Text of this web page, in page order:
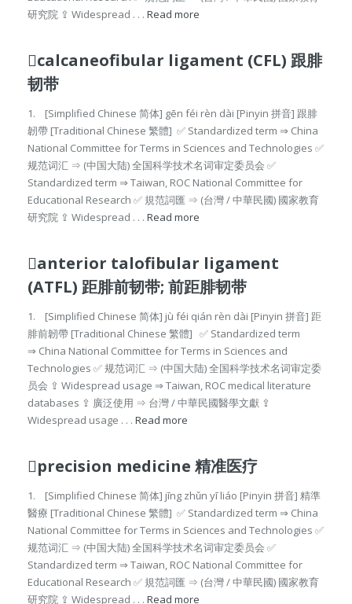
研究院 ⇪ Widespread . . . Read more
calcaneofibular ligament (CFL) 跟腓
韧带
1. [Simplified Chinese 简体] gēn féi rèn dài [Pinyin 拼音] 跟腓
韌帶 [Traditional Chinese 繁體] ✅ Standardized term ⇒ China
National Committee for Terms in Sciences and Technologies ✅
规范词汇 ⇒ (中国大陆) 全国科学技术名词审定委员会 ✅
Standardized term ⇒ Taiwan, ROC National Committee for
Educational Research ✅ 規范詞匯 ⇒ (台灣 / 中華民國) 國家教育
研究院 ⇪ Widespread . . . Read more
anterior talofibular ligament
(ATFL) 距腓前韧带; 前距腓韧带
1. [Simplified Chinese 简体] jù féi qián rèn dài [Pinyin 拼音] 距
腓前韌帶 [Traditional Chinese 繁體] ✅ Standardized term
⇒ China National Committee for Terms in Sciences and
Technologies ✅ 规范词汇 ⇒ (中国大陆) 全国科学技术名词审定委
员会 ⇪ Widespread usage ⇒ Taiwan, ROC medical literature
databases ⇪ 廣泛使用 ⇒ 台灣 / 中華民國醫學文獻 ⇪
Widespread usage . . . Read more
precision medicine 精准医疗
1. [Simplified Chinese 简体] jīng zhǔn yī liáo [Pinyin 拼音] 精準
醫療 [Traditional Chinese 繁體] ✅ Standardized term ⇒ China
National Committee for Terms in Sciences and Technologies ✅
规范词汇 ⇒ (中国大陆) 全国科学技术名词审定委员会 ✅
Standardized term ⇒ Taiwan, ROC National Committee for
Educational Research ✅ 規范詞匯 ⇒ (台灣 / 中華民國) 國家教育
研究院 ⇪ Widespread . . . Read more